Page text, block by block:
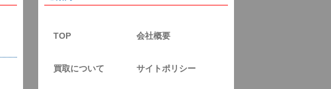
TOP 会社概要
買取について サイトポリシー